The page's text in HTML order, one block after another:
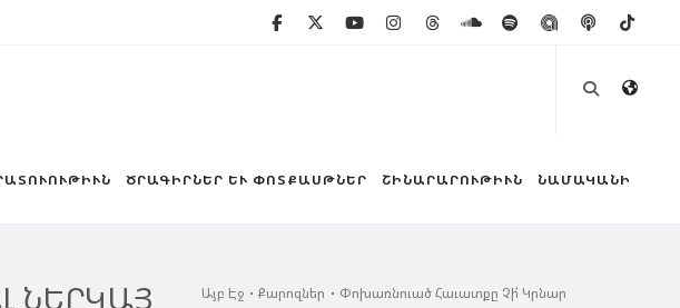
ԾՐԱԳԻՐՆԵՐ ԵՒ ՓՈՏՔԱՍԹՆԵՐ ՇԻՆԱՐԱՐՈՒԹԻՒՆ ՆԱՄԱԿԱՆԻ
Այբ Էջ Քարոզներ
Փոխառնուած Հաւատքը Չի՛ Կրնար
ՆԵՐԿԱՅ